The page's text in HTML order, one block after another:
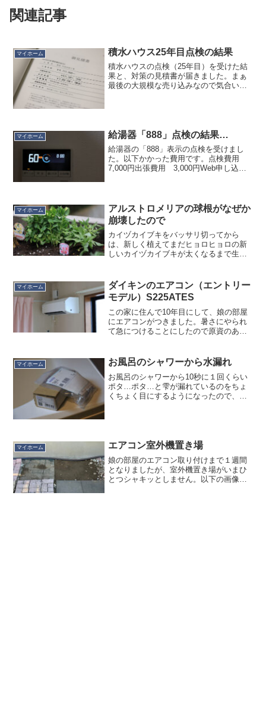
関連記事
マイホーム 積水ハウス25年目点検の結果
積水ハウスの点検（25年目）を受けた結
果と、対策の見積書が届きました。まぁ
最後の大規模な売り込みなので気合い入
マイホーム 給湯器「888」点検の結果…
給湯器の「888」表示の点検を受けまし
た。以下かかった費用です。点検費用
7,000円出張費用 3,000円Web申し込み
マイホーム
アルストロメリアの球根がなぜか
崩壊したので
カイヅカイブキをバッサリ切ってから
は、新しく植えてまだヒョロヒョロの新
しいカイヅカイブキが太くなるまで生垣
いるのですが、昨年買って室内で越冬さ
せたアルストロメリアを直...
マイホーム
ダイキンのエアコン（エントリー
モデル）S225ATES
この家に住んで10年目にして、娘の部屋
にエアコンがつきました。暑さにやられ
て急につけることにしたので原資のあて
キンの2025年最廉価モデル「Eシリー
ズ」の６畳タイプ。ダ...
マイホーム お風呂のシャワーから水漏れ
お風呂のシャワーから10秒に１回くらい
ポタ…ポタ…と雫が漏れているのをちょ
くちょく目にするようになったので、
マイホーム エアコン室外機置き場
娘の部屋のエアコン取り付けまで１週間
となりましたが、室外機置き場がいまひ
とつシャキッとしません。以下の画像が